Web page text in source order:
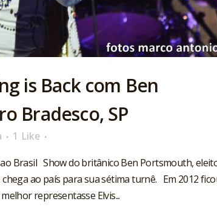
is Back com Ben
Bradesco, SP
1 Like
ao Brasil Show do britânico Ben Portsmouth,
ao país para sua sétima turnê. Em 2012
representasse Elvis...